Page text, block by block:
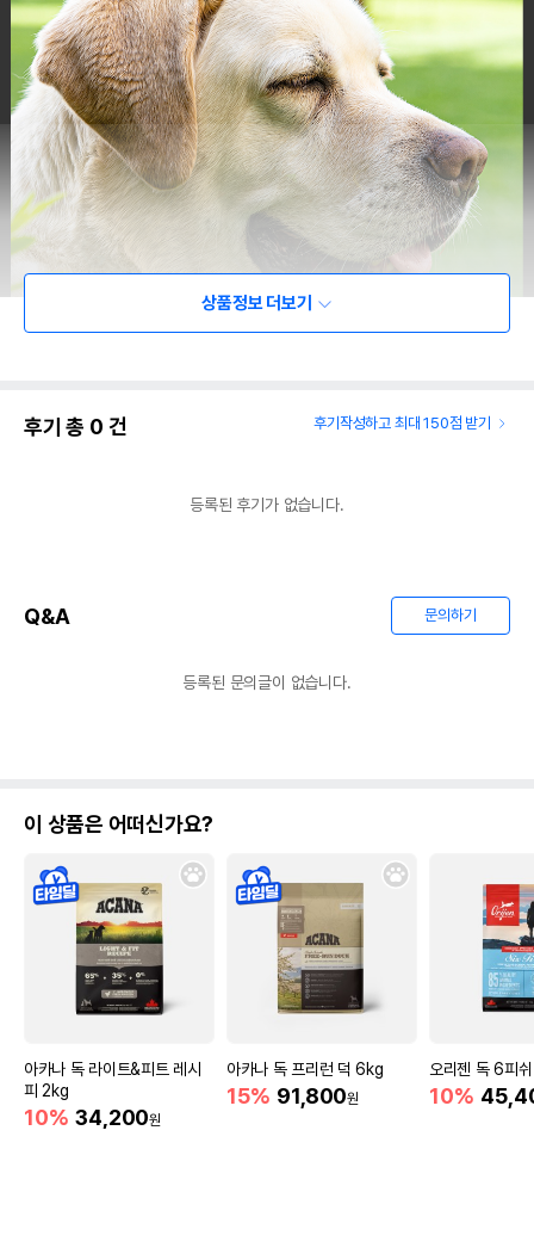
상품정보 더보기
후기 총 0 건 후기작성하고 최대 150점 받기
등록된 후기가 없습니다.
Q&A 문의하기
등록된 문의글이 없습니다.
이 상품은 어떠신가요?
아카나 독 라이트&피트 레시
피 2kg
10% 34,200원
아카나 독 프리런 덕 6kg
15% 91,800원
오리젠 독 6피
10%